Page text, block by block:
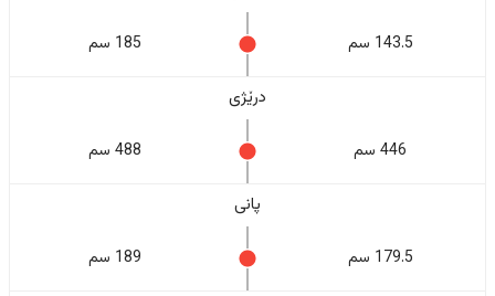
143.5 سم 185 سم
درێژی
446 سم 488 سم
پانی
179.5 سم 189 سم